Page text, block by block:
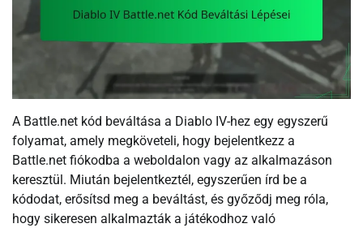
A Battle.net kód beváltása a Diablo IV-hez egy egyszerű
folyamat, amely megköveteli, hogy bejelentkezz a
Battle.net fiókodba a weboldalon vagy az alkalmazáson
keresztül. Miután bejelentkeztél, egyszerűen írd be a
kódodat, erősítsd meg a beváltást, és győződj meg róla,
hogy sikeresen alkalmazták a játékodhoz való